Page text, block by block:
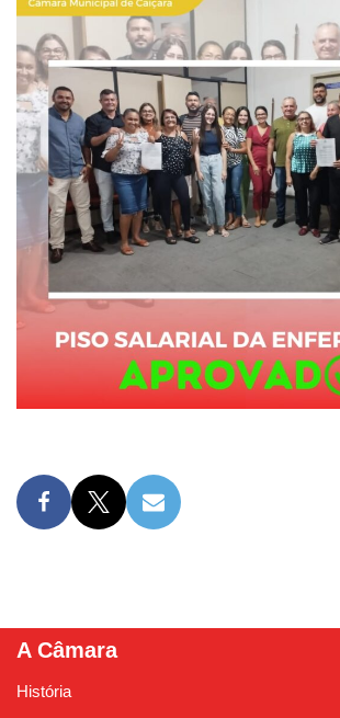
A Câmara
História